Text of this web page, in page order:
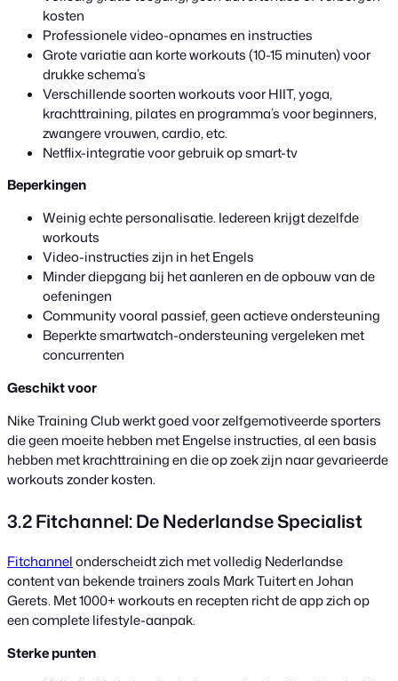
kosten
Professionele video-opnames en instructies
Grote variatie aan korte workouts (10-15 minuten) voor
drukke schema’s
Verschillende soorten workouts voor HIIT, yoga,
krachttraining, pilates en programma’s voor beginners,
zwangere vrouwen, cardio, etc.
Netflix-integratie voor gebruik op smart-tv
Beperkingen
Weinig echte personalisatie. Iedereen krijgt dezelfde
workouts
Video-instructies zijn in het Engels
Minder diepgang bij het aanleren en de opbouw van de
oefeningen
Community vooral passief, geen actieve ondersteuning
Beperkte smartwatch-ondersteuning vergeleken met
concurrenten
Geschikt voor
Nike Training Club werkt goed voor zelfgemotiveerde sporters
die geen moeite hebben met Engelse instructies, al een basis
hebben met krachttraining en die op zoek zijn naar gevarieerde
workouts zonder kosten.
3.2 Fitchannel: De Nederlandse Specialist
Fitchannelonderscheidt zich met volledig Nederlandse
content van bekende trainers zoals Mark Tuitert en Johan
Gerets. Met 1000+ workouts en recepten richt de app zich op
een complete lifestyle-aanpak.
Sterke punten